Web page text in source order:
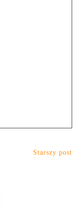
Starszy post